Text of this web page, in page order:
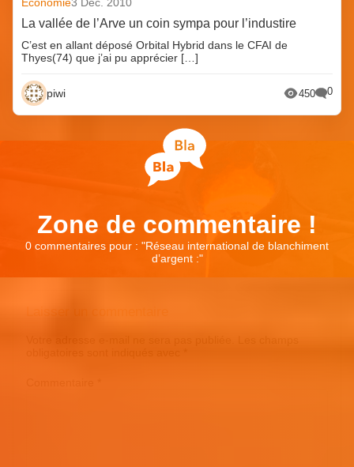
La vallée de l’Arve un coin sympa pour l’industire
C’est en allant déposé Orbital Hybrid dans le CFAI de
Thyes(74) que j’ai pu apprécier […]
piwi 450 0
Zone de commentaire !
0 commentaires pour : "Réseau international de blanchiment
d’argent :"